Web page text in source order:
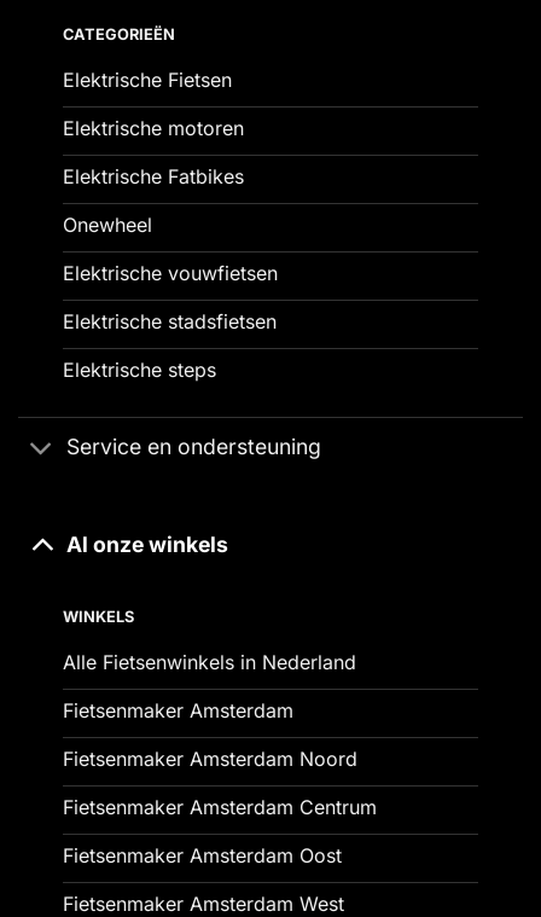
CATEGORIEËN
Elektrische Fietsen
Elektrische motoren
Elektrische Fatbikes
Onewheel
Elektrische vouwfietsen
Elektrische stadsfietsen
Elektrische steps
Service en ondersteuning
Al onze winkels
WINKELS
Alle Fietsenwinkels in Nederland
Fietsenmaker Amsterdam
Fietsenmaker Amsterdam Noord
Fietsenmaker Amsterdam Centrum
Fietsenmaker Amsterdam Oost
Fietsenmaker Amsterdam West